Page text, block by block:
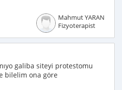
Mahmut YARAN
Fizyoterapist
galiba siteyi protestomu
bilelim ona göre